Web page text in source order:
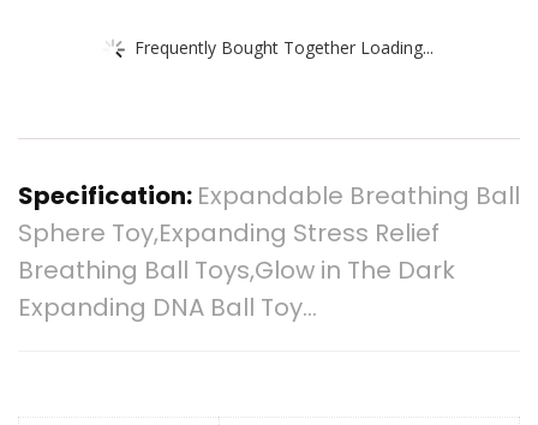
Frequently Bought Together Loading...
Specification: Expandable Breathing Ball
Sphere Toy,Expanding Stress Relief
Breathing Ball Toys,Glow in The Dark
Expanding DNA Ball Toy…